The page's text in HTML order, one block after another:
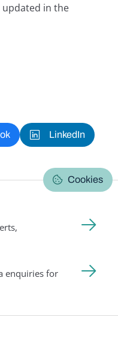
in the
LinkedIn
Cookies
enquiries for